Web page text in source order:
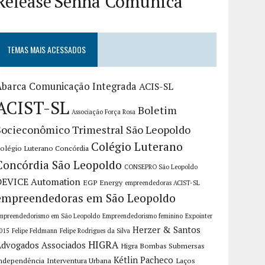
TEMAS MAIS ACESSADOS
Comunicação Integrada ACIS-SL
SL Associação Força Rosa Boletim
Trimestral São Leopoldo
Luterano Concórdia Colégio Luterano
São Leopoldo CONSEPRO São Leopoldo
Automation EGP Energy empreendedoras ACIST-SL
em São Leopoldo
em São Leopoldo Empreendedorismo feminino Expointer
Felipe Feldmann Felipe Rodrigues da Silva Herzer & Santos
Associados HIGRA Higra Bombas Submersas
Interventura Urbana Kétlin Pacheco Laços